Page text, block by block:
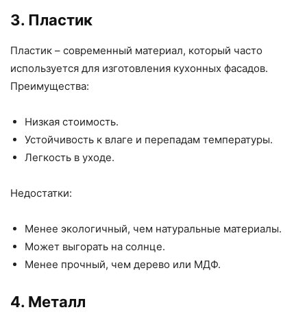
3. Пластик
Пластик – современный материал, который часто
используется для изготовления кухонных фасадов.
Преимущества:
Низкая стоимость.
Устойчивость к влаге и перепадам температуры.
Легкость в уходе.
Недостатки:
Менее экологичный, чем натуральные материалы.
Может выгорать на солнце.
Менее прочный, чем дерево или МДФ.
4. Металл